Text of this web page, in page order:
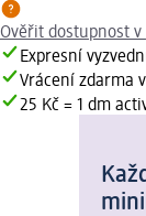
Ověřit dostupnost
Expresní
Vrácení zdarma
25 Kč = 1 dm